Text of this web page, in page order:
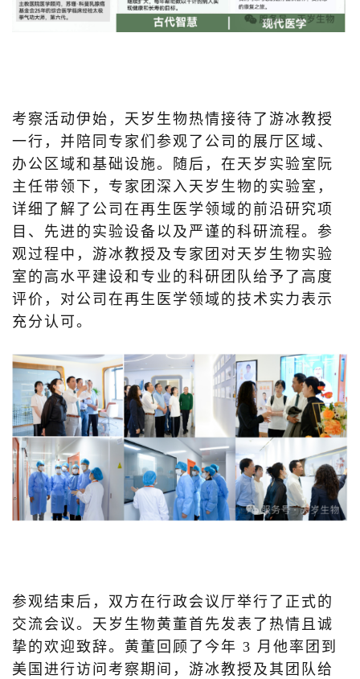
考察活动伊始，天岁生物热情接待了游冰教授
一行，并陪同专家们参观了公司的展厅区域、
办公区域和基础设施。随后，在天岁实验室阮
主任带领下，专家团深入天岁生物的实验室，
详细了解了公司在再生医学领域的前沿研究项
目、先进的实验设备以及严谨的科研流程。参
观过程中，游冰教授及专家团对天岁生物实验
室的高水平建设和专业的科研团队给予了高度
评价，对公司在再生医学领域的技术实力表示
充分认可。
参观结束后，双方在行政会议厅举行了正式的
交流会议。天岁生物黄董首先发表了热情且诚
挚的欢迎致辞。黄董回顾了今年 3 月他率团到
美国进行访问考察期间，游冰教授及其团队给